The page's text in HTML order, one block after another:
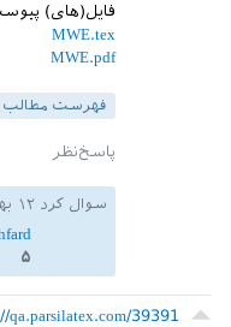
فایل(های)
MWE.tex
MWE.pdf
فهرست مطالب
سوال کرد ۱۲ بهمن ۱۴۰۳
۵
qa.parsilatex.com/39391